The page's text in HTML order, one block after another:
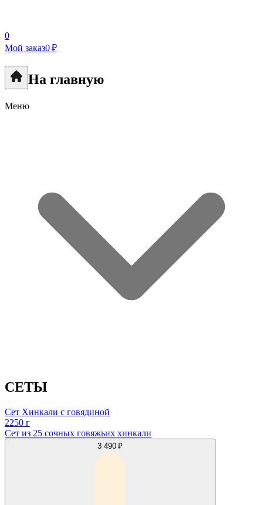
0
Мой заказ0 ₽
На главную
Меню
СЕТЫ
Сет Хинкали с говядиной
2250 г
Сет из 25 сочных говяжьих хинкали
3 490 ₽